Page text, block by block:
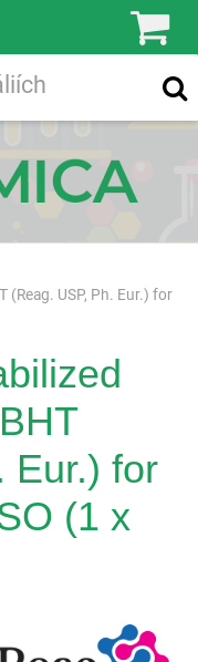
(Reag. USP, Ph. Eur.) for
Eur.) for
(1 x